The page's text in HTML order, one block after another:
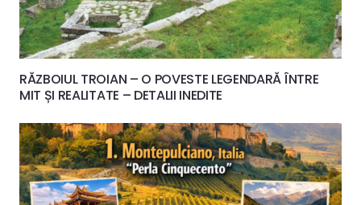
RĂZBOIUL TROIAN – O POVESTE LEGENDARĂ ÎNTRE
MIT ȘI REALITATE – DETALII INEDITE